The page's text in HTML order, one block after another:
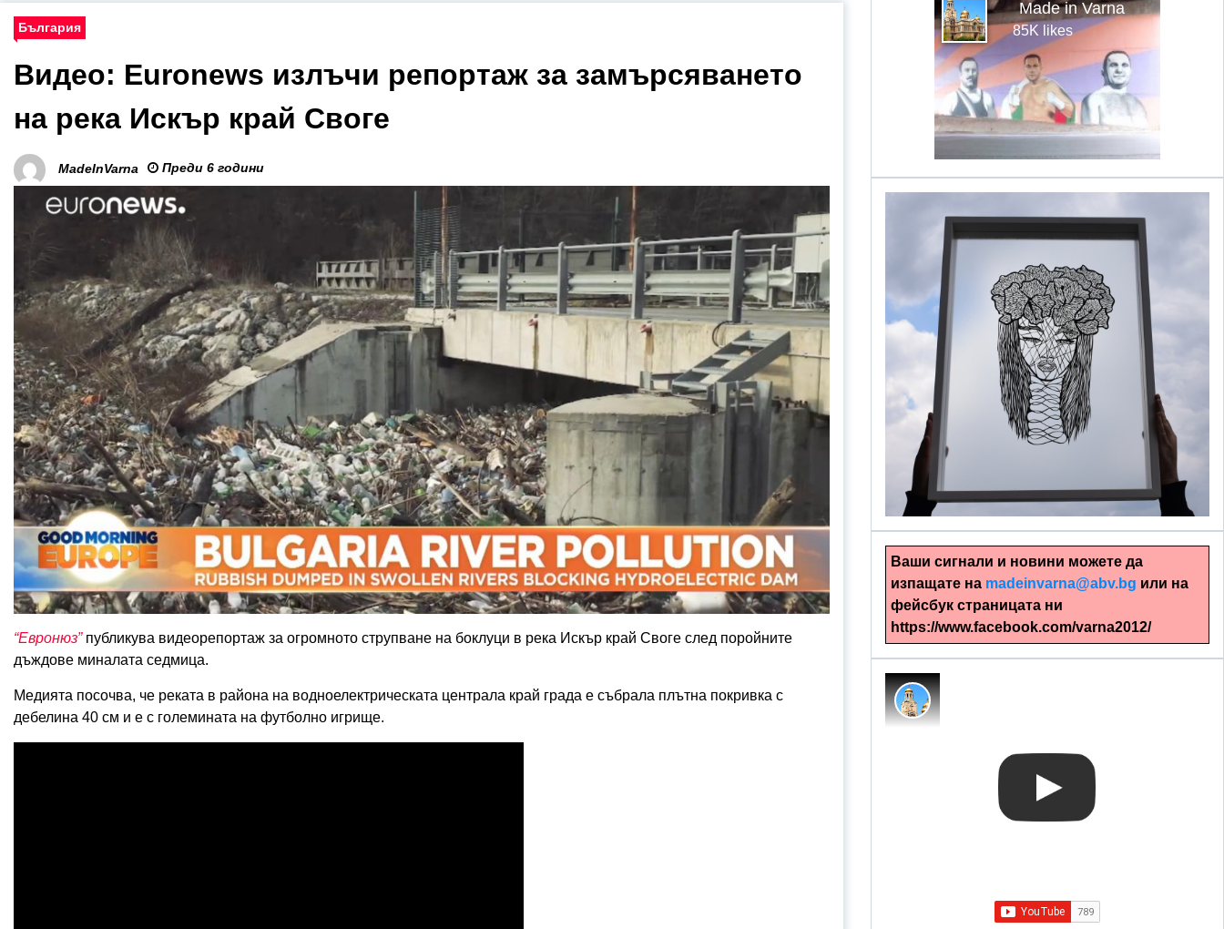
България
Видео: Euronews излъчи репортаж за замърсяването
на река Искър край Своге
MadeInVarna Преди 6 години
“Евронюз”публикува видеорепортаж за огромното струпване на боклуци в река Искър край Своге след поройните
дъждове миналата седмица.
Медията посочва, че реката в района на водноелектрическата централа край града е събрала плътна покривка с
дебелина 40 см и е с големината на футболно игрище.
Made in Varna
85K likes
alinapapercut.com
Ръчно изрязани картини
Ваши сигнали и новини можете да
изпащате на madeinvarna@abv.bg или на
фейсбук страницата ни
https://www.facebook.com/varna2012/